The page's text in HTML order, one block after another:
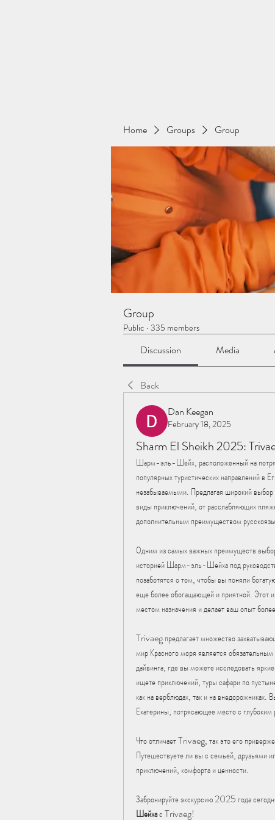
Home Groups Group
Group
Public · 335 members
Discussion Media
Back
Dan Keegan
February 18, 2025
Sharm El Sheikh 2025:
Шарм-эль-Шейх, расположенный на
популярных туристических направлений
незабываемыми. Предлагая широкий
виды приключений, от расслабляющих
дополнительным преимуществом
Одним из самых важных преимуществ
историей Шарм-эль-Шейха под
позаботятся о том, чтобы вы поняли
еще более обогащающей и приятной. Этот
местом назначения и делает ваш опыт
Trivaeg предлагает множество
мир Красного моря является
дайвинга, где вы можете исследовать
ищете приключений, туры сафари по
как на верблюдах, так и на
Екатерины, потрясающее место с
Что отличает Trivaeg, так это его
Путешествуете ли вы с семьей, друзьями
приключений, комфорта и ценности.
Забронируйте экскурсию 2025 года
Шейха с Trivaeg!